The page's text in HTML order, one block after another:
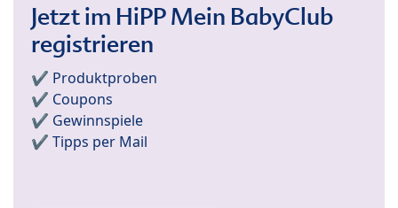
Jetzt im HiPP Mein BabyClub
registrieren
✔️ Produktproben
✔️ Coupons
✔️ Gewinnspiele
✔️ Tipps per Mail